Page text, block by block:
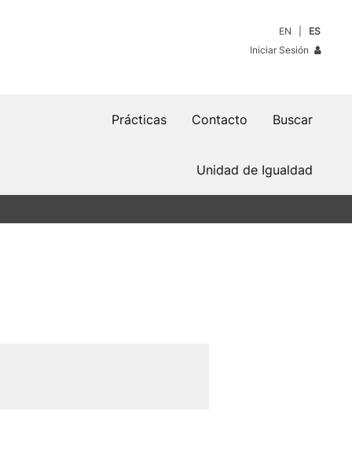
EN
ES
Iniciar Sesión
Buscar
Contacto
Prácticas
Unidad de Igualdad